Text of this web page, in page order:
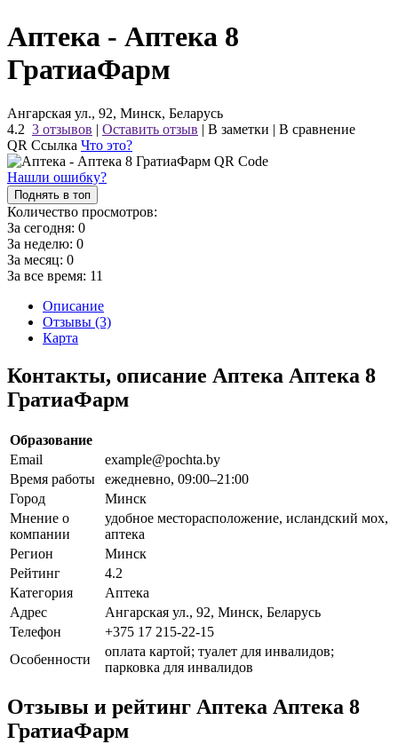
Аптека - Аптека 8
ГратиаФарм
Ангарская ул., 92, Минск, Беларусь
4.2 3 отзывов | Оставить отзыв | В заметки | В сравнение
QR Ссылка Что это?
Нашли ошибку?
Поднять в топ
Количество просмотров:
За сегодня: 0
За неделю: 0
За месяц: 0
За все время: 11
Описание
Отзывы (3)
Карта
Контакты, описание Аптека Аптека 8
ГратиаФарм
Образование
Email
example@pochta.by
Время работы
ежедневно, 09:00–21:00
Город
Минск
Мнение о
компании
удобное месторасположение, исландский мох,
аптека
Регион
Минск
Рейтинг
4.2
Категория
Аптека
Адрес
Ангарская ул., 92, Минск, Беларусь
Телефон
+375 17 215-22-15
Особенности
оплата картой; туалет для инвалидов;
парковка для инвалидов
Отзывы и рейтинг Аптека Аптека 8
ГратиаФарм